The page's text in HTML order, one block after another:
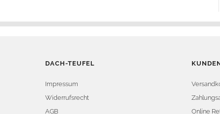
DACH-TEUFEL
Impressum
Widerrufsrecht
AGB
Online